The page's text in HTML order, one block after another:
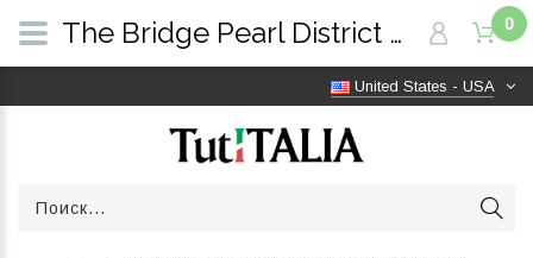
United States - USA
0
The Bridge Pearl District Cuoio 04122701 14 | TutITALIA